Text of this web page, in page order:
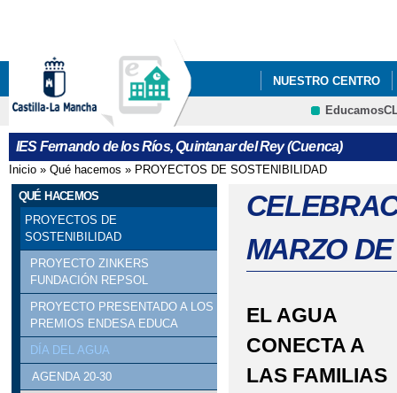
NUESTRO CENTRO
CRFP
IES Fernando de los Ríos, Quintanar del Rey (Cuenca)
Se encuentra usted aquí
Inicio » Qué hacemos » PROYECTOS DE SOSTENIBILIDAD
QUÉ HACEMOS
PROYECTOS DE
SOSTENIBILIDAD
PROYECTO ZINKERS
FUNDACIÓN REPSOL
PROYECTO PRESENTADO A LOS
PREMIOS ENDESA EDUCA
DÍA DEL AGUA
AGENDA 20-30
MARZO
EL AGUA
CONECTA A
LAS FAMILIAS